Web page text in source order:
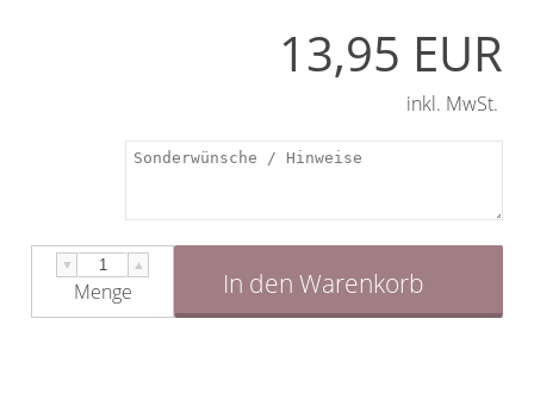
13,95 EUR
inkl. MwSt.
▼ ▲
Menge In den Warenkorb